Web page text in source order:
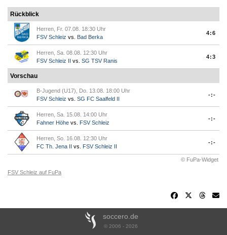
Rückblick
Herren, Fr. 07.08. 18:30 Uhr
FSV Schleiz vs. Bad Berka
4:6
Herren, Sa. 08.08. 12:30 Uhr
FSV Schleiz II vs. SG TSV Ranis
4:3
Vorschau
B-Jugend (U17), Do. 13.08. 18:00 Uhr
FSV Schleiz vs. SG FC Saalfeld II
-:-
Herren, Sa. 15.08. 14:00 Uhr
Fahner Höhe vs. FSV Schleiz
-:-
Herren, So. 16.08. 12:30 Uhr
FC Th. Jena II vs. FSV Schleiz II
-:-
© FuPa-Widget
FSV Schleiz auf FuPa
soccero.de
© 2006 - 2026